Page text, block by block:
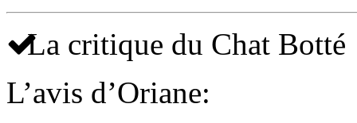
La critique du Chat Botté
L’avis d’Oriane: